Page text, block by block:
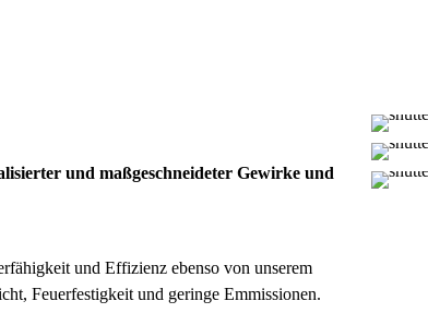
und maßgeschneideter Gewirke und
und Effizienz ebenso von unserem
Feuerfestigkeit und geringe Emmissionen.